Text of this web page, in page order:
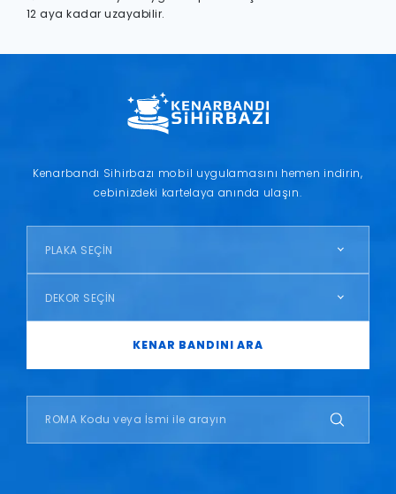
12 aya kadar uzayabilir.
Kenarbandı Sihirbazı mobil uygulamasını hemen indirin,
cebinizdeki kartelaya anında ulaşın.
PLAKA SEÇİN
DEKOR SEÇİN
KENAR BANDINI ARA